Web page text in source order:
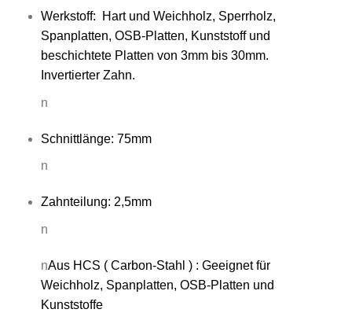
Werkstoff: Hart und Weichholz, Sperrholz,
Spanplatten, OSB-Platten, Kunststoff und
beschichtete Platten von 3mm bis 30mm.
Invertierter Zahn.
n
Schnittlänge: 75mm
n
Zahnteilung: 2,5mm
n
nAus HCS ( Carbon-Stahl ) : Geeignet für
Weichholz, Spanplatten, OSB-Platten und
Kunststoffe